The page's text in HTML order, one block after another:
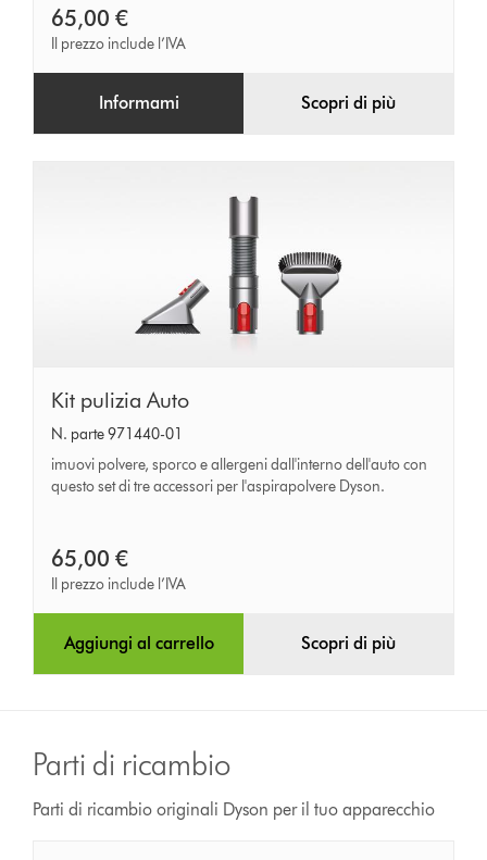
65,00 €
Il prezzo include l’IVA
Informami Scopri di più
Kit
pulizia
Auto
Kit pulizia Auto
N. parte 971440-01
imuovi polvere, sporco e allergeni dall'interno dell'auto con
questo set di tre accessori per l'aspirapolvere Dyson.
65,00 €
Il prezzo include l’IVA
Aggiungi al carrello Scopri di più
Parti di ricambio
Parti di ricambio originali Dyson per il tuo apparecchio